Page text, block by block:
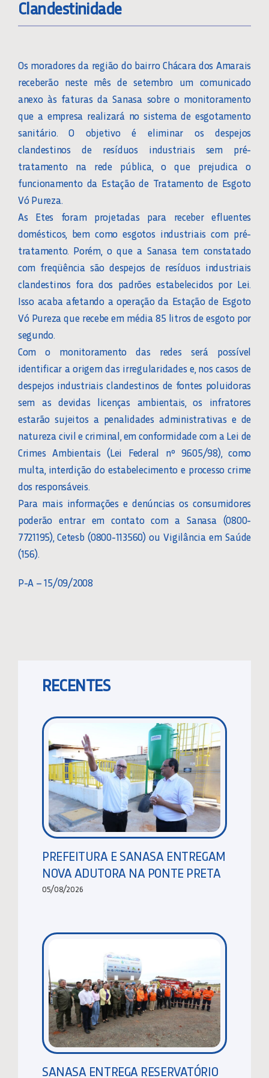
Clandestinidade
Os moradores da região do bairro Chácara dos Amarais
receberão neste mês de setembro um comunicado
anexo às faturas da Sanasa sobre o monitoramento
que a empresa realizará no sistema de esgotamento
sanitário. O objetivo é eliminar os despejos
clandestinos de resíduos industriais sem pré-
tratamento na rede pública, o que prejudica o
funcionamento da Estação de Tratamento de Esgoto
Vó Pureza.
As Etes foram projetadas para receber efluentes
domésticos, bem como esgotos industriais com pré-
tratamento. Porém, o que a Sanasa tem constatado
com freqüência são despejos de resíduos industriais
clandestinos fora dos padrões estabelecidos por Lei.
Isso acaba afetando a operação da Estação de Esgoto
Vó Pureza que recebe em média 85 litros de esgoto por
segundo.
Com o monitoramento das redes será possível
identificar a origem das irregularidades e, nos casos de
despejos industriais clandestinos de fontes poluidoras
sem as devidas licenças ambientais, os infratores
estarão sujeitos a penalidades administrativas e de
natureza civil e criminal, em conformidade com a Lei de
Crimes Ambientais (Lei Federal nº 9.605/98), como
multa, interdição do estabelecimento e processo crime
dos responsáveis.
Para mais informações e denúncias os consumidores
poderão entrar em contato com a Sanasa (0800-
7721195), Cetesb (0800-113560) ou Vigilância em Saúde
(156).
P-A – 15/09/2008
RECENTES
PREFEITURA E SANASA ENTREGAM
NOVA ADUTORA NA PONTE PRETA
05/08/2026
SANASA ENTREGA RESERVATÓRIO